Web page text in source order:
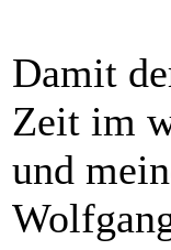
Damit
Zeit im
und